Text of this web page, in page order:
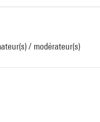
/ modérateur(s)